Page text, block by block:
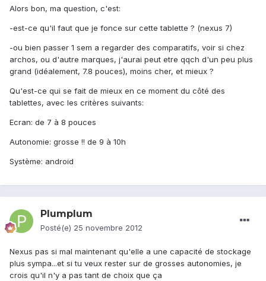
Alors bon, ma question, c'est:
-est-ce qu'il faut que je fonce sur cette tablette ? (nexus 7)
-ou bien passer 1 sem a regarder des comparatifs, voir si chez
archos, ou d'autre marques, j'aurai peut etre qqch d'un peu plus
grand (idéalement, 7.8 pouces), moins cher, et mieux ?
Qu'est-ce qui se fait de mieux en ce moment du côté des
tablettes, avec les critères suivants:
Ecran: de 7 à 8 pouces
Autonomie: grosse !! de 9 à 10h
Système: android
Plumplum
Posté(e) 25 novembre 2012
Nexus pas si mal maintenant qu'elle a une capacité de stockage
plus sympa...et si tu veux rester sur de grosses autonomies, je
crois qu'il n'y a pas tant de choix que ça